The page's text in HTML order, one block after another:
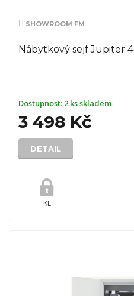
SHOWROOM FM
Nábytkový sejf Jupiter 4
Dostupnost: 2 ks skladem
3 498 Kč
DETAIL
KL